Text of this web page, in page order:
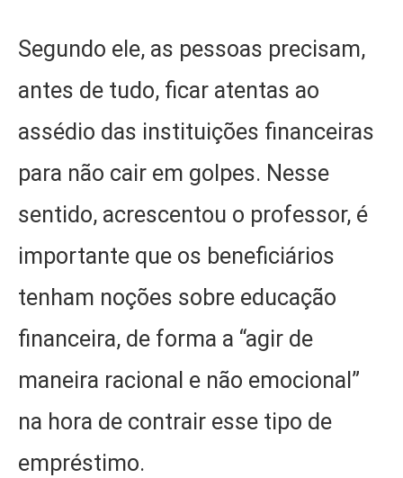
Segundo ele, as pessoas precisam,
antes de tudo, ficar atentas ao
assédio das instituições financeiras
para não cair em golpes. Nesse
sentido, acrescentou o professor, é
importante que os beneficiários
tenham noções sobre educação
financeira, de forma a “agir de
maneira racional e não emocional”
na hora de contrair esse tipo de
empréstimo.